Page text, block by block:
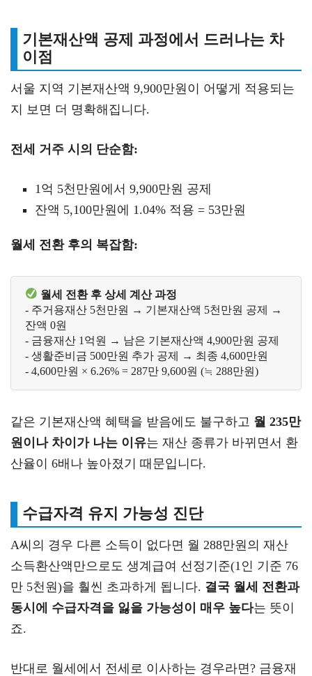
기본재산액 공제 과정에서 드러나는 차
이점
서울 지역 기본재산액 9,900만원이 어떻게 적용되는
지 보면 더 명확해집니다.
전세 거주 시의 단순함:
1억 5천만원에서 9,900만원 공제
잔액 5,100만원에 1.04% 적용 = 53만원
월세 전환 후의 복잡함:
월세 전환 후 상세 계산 과정
- 주거용재산 5천만원 → 기본재산액 5천만원 공제 →
잔액 0원
- 금융재산 1억원 → 남은 기본재산액 4,900만원 공제
- 생활준비금 500만원 추가 공제 → 최종 4,600만원
같은 기본재산액 혜택을 받음에도 불구하고 월 235만
원이나 차이가 나는 이유는 재산 종류가 바뀌면서 환
산율이 6배나 높아졌기 때문입니다.
수급자격 유지 가능성 진단
A씨의 경우 다른 소득이 없다면 월 288만원의 재산
소득환산액만으로도 생계급여 선정기준(1인 기준 76
만 5천원)을 훨씬 초과하게 됩니다. 결국 월세 전환과
동시에 수급자격을 잃을 가능성이 매우 높다는 뜻이
죠.
반대로 월세에서 전세로 이사하는 경우라면? 금융재